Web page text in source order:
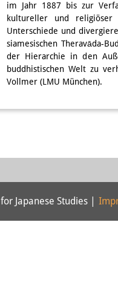
im Jahr 1887 bis zur
kultureller und religiöser
Unterschiede und
siamesischen Theravāda-
der Hierarchie in den
buddhistischen Welt zu
Vollmer (LMU München).
Japanese Studies |